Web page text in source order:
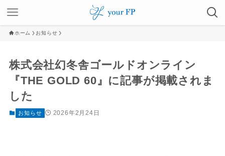
ホーム お知らせ
株式会社幻冬舎ゴールドオンライン
『THE GOLD 60』に記事が掲載されま
した
お知らせ 2026年2月24日